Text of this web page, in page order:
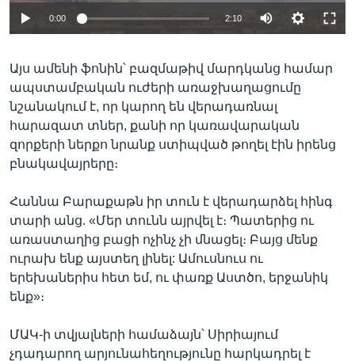
0:00 2:10
Այս ամենի ֆոնին՝ բազմաթիվ մարդկանց համար
ապստամբական ուժերի առաջխաղացումը
նշանակում է, որ կարող են վերադառնալ
հարազատ տներ, քանի որ կառավարական
զորքերի ներքո նրանք ստիպված թողել էին իրենց
բնակավայրերը։
Հաննա Բարաքաթն իր տուն է վերադարձել հինգ
տարի անց. «Մեր տունն այրվել է։ Պատերից ու
առաստաղից բացի ոչինչ չի մնացել։ Բայց մենք
ուրախ ենք այստեղ լինել: Ամուսնուս ու
երեխաներիս հետ եմ, ու փառք Աստծո, երջանիկ
ենք»։
ՄԱԿ-ի տվյալների համաձայն՝ Սիրիայում
չդադարող արյունահեղությունը հարկադրել է